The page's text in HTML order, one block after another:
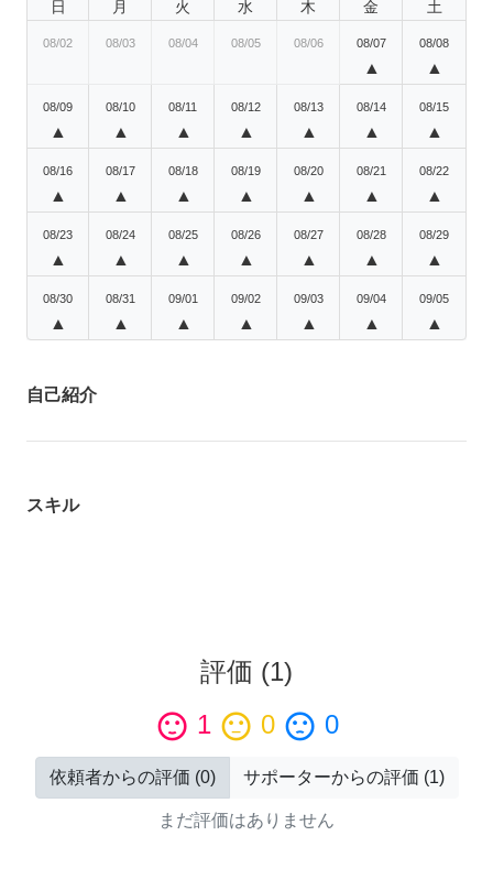
日 月 火 水 木 金 土
08/02 08/03 08/04 08/05 08/06 08/07
▲
08/08
▲
08/09
▲
08/10
▲
08/11
▲
08/12
▲
08/13
▲
08/14
▲
08/15
▲
08/16
▲
08/17
▲
08/18
▲
08/19
▲
08/20
▲
08/21
▲
08/22
▲
08/23
▲
08/24
▲
08/25
▲
08/26
▲
08/27
▲
08/28
▲
08/29
▲
08/30
▲
08/31
▲
09/01
▲
09/02
▲
09/03
▲
09/04
▲
09/05
▲
自己紹介
スキル
評価 (1)
sentiment_satisfied 1 sentiment_neutral 0 sentiment_dissatisfied 0
依頼者からの評価 (0) サポーターからの評価 (1)
まだ評価はありません